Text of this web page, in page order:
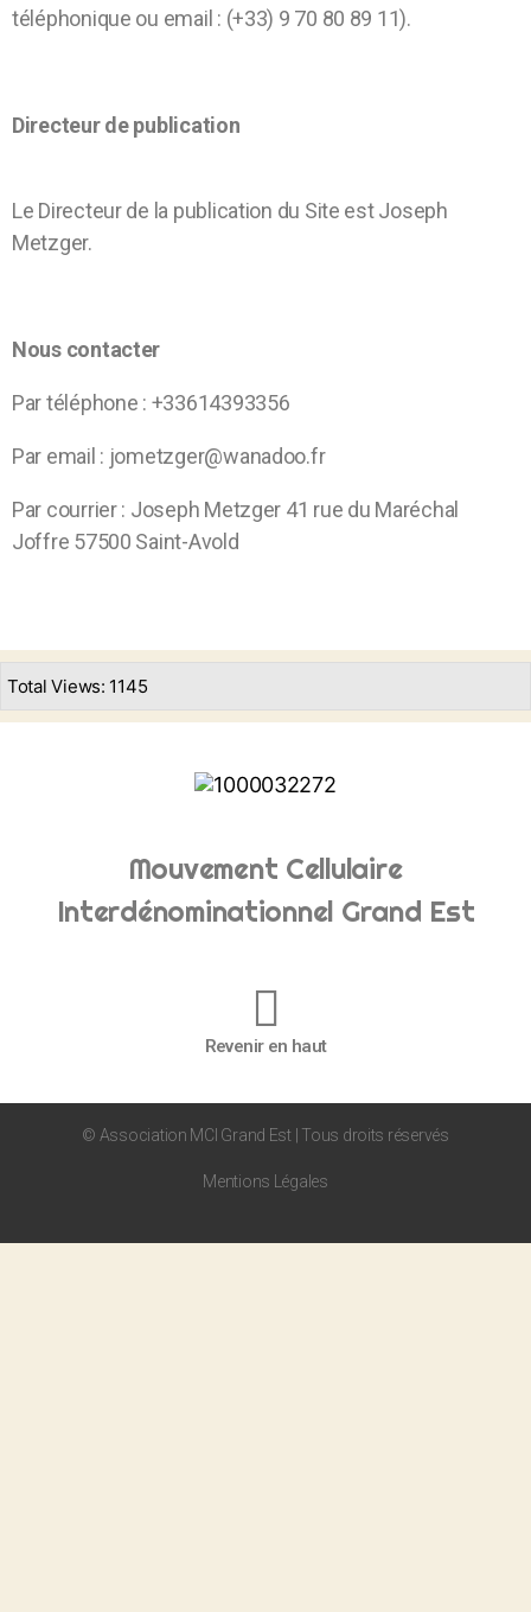
téléphonique ou email : (+33) 9 70 80 89 11).
Directeur de publication
Le Directeur de la publication du Site est Joseph
Metzger.
Nous contacter
Par téléphone : +33614393356
Par email : jometzger@wanadoo.fr
Par courrier : Joseph Metzger 41 rue du Maréchal
Joffre 57500 Saint-Avold
Total Views: 1145
Mouvement Cellulaire
Interdénominationnel Grand Est
Revenir en haut
© Association MCI Grand Est | Tous droits réservés
Mentions Légales